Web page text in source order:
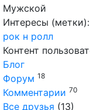
Мужской
Интересы (метки):
рок н ролл
Контент
Блог
Форум 18
Комментарии 70
Все друзья (13)